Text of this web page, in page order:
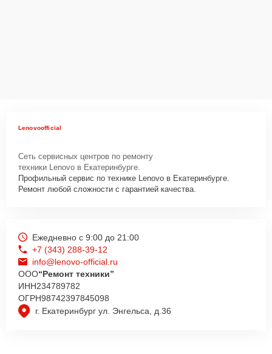
Lenovoofficial
Сеть сервисных центров по ремонту
техники Lenovo в Екатеринбурге.
Профильный сервис по технике Lenovo в Екатеринбурге.
Ремонт любой сложности с гарантией качества.
г. Екатеринбург ул. Энгельса, д.36
Ежедневно с 9:00 до 21:00
+7 (343) 288-39-12
info@lenovo-official.ru
ООО“Ремонт техники”
ИНН234789782
ОГРН98742397845098